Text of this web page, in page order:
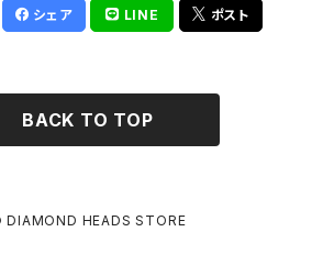
シェア LINE ポスト
BACK TO TOP
DIAMOND HEADS STORE